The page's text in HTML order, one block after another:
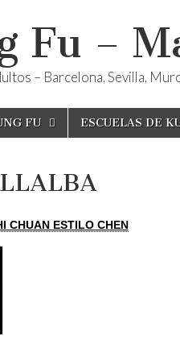
Fu –
– Barcelona, Sevilla,
FU ESCUELAS DE
CHUAN ESTILO CHEN